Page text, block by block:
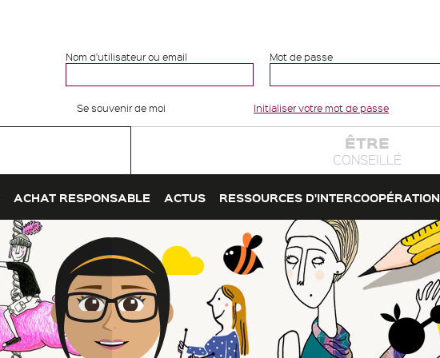
Nom d'utilisateur ou email Mot de passe
Se souvenir de moi Initialiser votre mot de passe
ÊTRE
CONSEILLÉ
ACHAT RESPONSABLE ACTUS RESSOURCES D'INTERCOOPÉRATION